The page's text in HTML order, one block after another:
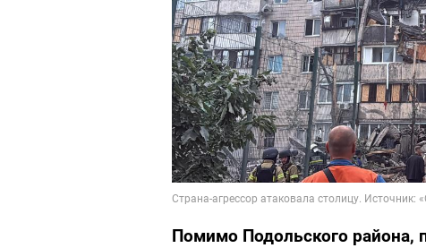
Помимо Подольского района,